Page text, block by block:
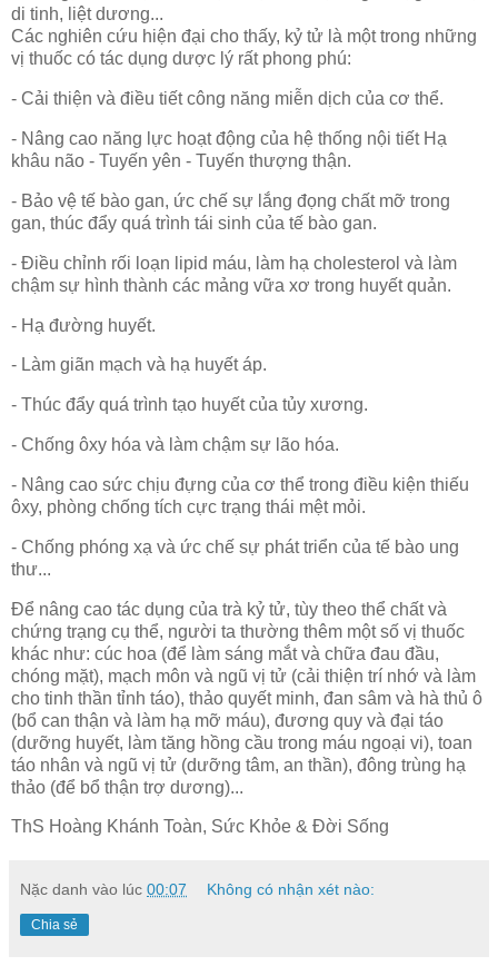
di tinh, liệt dương...
Các nghiên cứu hiện đại cho thấy, kỷ tử là một trong những
vị thuốc có tác dụng dược lý rất phong phú:
- Cải thiện và điều tiết công năng miễn dịch của cơ thể.
- Nâng cao năng lực hoạt động của hệ thống nội tiết Hạ
khâu não - Tuyến yên - Tuyến thượng thận.
- Bảo vệ tế bào gan, ức chế sự lắng đọng chất mỡ trong
gan, thúc đẩy quá trình tái sinh của tế bào gan.
- Điều chỉnh rối loạn lipid máu, làm hạ cholesterol và làm
chậm sự hình thành các mảng vữa xơ trong huyết quản.
- Hạ đường huyết.
- Làm giãn mạch và hạ huyết áp.
- Thúc đẩy quá trình tạo huyết của tủy xương.
- Chống ôxy hóa và làm chậm sự lão hóa.
- Nâng cao sức chịu đựng của cơ thể trong điều kiện thiếu
ôxy, phòng chống tích cực trạng thái mệt mỏi.
- Chống phóng xạ và ức chế sự phát triển của tế bào ung
thư...
Để nâng cao tác dụng của trà kỷ tử, tùy theo thể chất và
chứng trạng cụ thể, người ta thường thêm một số vị thuốc
khác như: cúc hoa (để làm sáng mắt và chữa đau đầu,
chóng mặt), mạch môn và ngũ vị tử (cải thiện trí nhớ và làm
cho tinh thần tỉnh táo), thảo quyết minh, đan sâm và hà thủ ô
(bổ can thận và làm hạ mỡ máu), đương quy và đại táo
(dưỡng huyết, làm tăng hồng cầu trong máu ngoại vi), toan
táo nhân và ngũ vị tử (dưỡng tâm, an thần), đông trùng hạ
thảo (để bổ thận trợ dương)...
ThS Hoàng Khánh Toàn, Sức Khỏe & Đời Sống
Nặc danh vào lúc 00:07 Không có nhận xét nào:
Chia sẻ